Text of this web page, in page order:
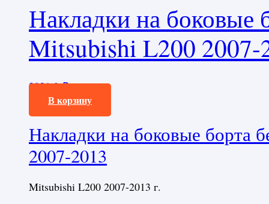
Накладки на боковые
Mitsubishi L200 2007-
2931,0₽
В корзину
Накладки на боковые борта
2007-2013
Mitsubishi L200 2007-2013 г.